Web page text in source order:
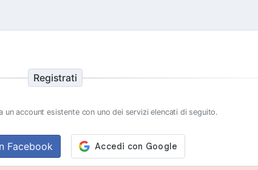
Registrati
un account esistente con uno dei servizi elencati di seguito.
Facebook